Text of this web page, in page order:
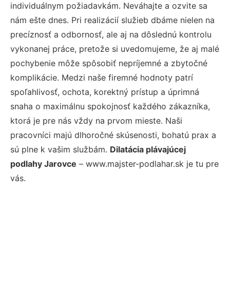
individuálnym požiadavkám. Neváhajte a ozvite sa
nám ešte dnes. Pri realizácií služieb dbáme nielen na
precíznosť a odbornosť, ale aj na dôslednú kontrolu
vykonanej práce, pretože si uvedomujeme, že aj malé
pochybenie môže spôsobiť nepríjemné a zbytočné
komplikácie. Medzi naše firemné hodnoty patrí
spoľahlivosť, ochota, korektný prístup a úprimná
snaha o maximálnu spokojnosť každého zákazníka,
ktorá je pre nás vždy na prvom mieste. Naši
pracovníci majú dlhoročné skúsenosti, bohatú prax a
sú plne k vašim službám. Dilatácia plávajúcej
podlahy Jarovce – www.majster-podlahar.sk je tu pre
vás.